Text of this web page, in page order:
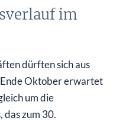
im
dürften sich aus
Oktober erwartet
um die
das zum 30.